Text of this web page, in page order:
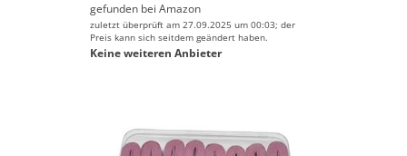
gefunden bei Amazon
zuletzt überprüft am 27.09.2025 um 00:03; der
Preis kann sich seitdem geändert haben.
Keine weiteren Anbieter